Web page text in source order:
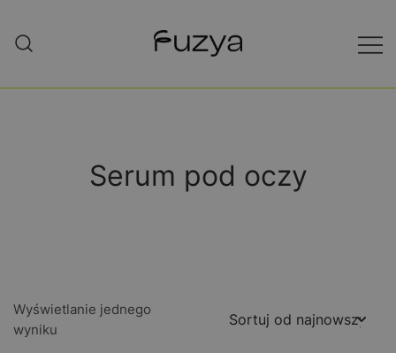
Serum pod oczy
Wyświetlanie jednego
wyniku